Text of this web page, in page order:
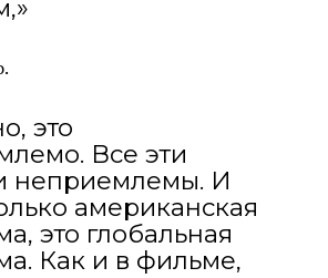
это
Все эти
неприемлемы. И
американская
это глобальная
Как и в фильме,